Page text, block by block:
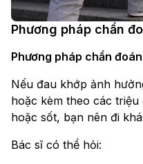
Phương pháp chẩn
Phương pháp chẩn
Nếu đau khớp ảnh
hoặc kèm theo các
hoặc sốt, bạn nên đi
Bác sĩ có thể hỏi: